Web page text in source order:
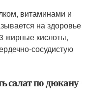
витаминами и
на здоровье
жирные кислоты,
сосудистую
салат по дюкану